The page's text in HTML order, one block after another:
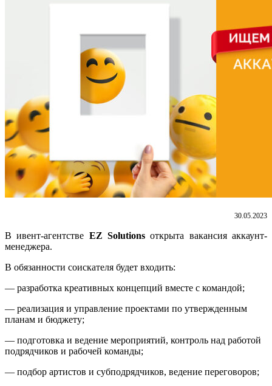
30.05.2023
В ивент-агентстве EZ Solutions открыта вакансия аккаунт-
менеджера.
В обязанности соискателя будет входить:
— разработка креативных концепций вместе с командой;
— реализация и управление проектами по утвержденным
планам и бюджету;
— подготовка и ведение мероприятий, контроль над работой
подрядчиков и рабочей команды;
— подбор артистов и субподрядчиков, ведение переговоров;